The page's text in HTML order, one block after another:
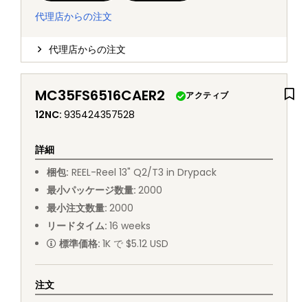
代理店からの注文
代理店からの注文
MC35FS6516CAER2 アクティブ
12NC: 935424357528
詳細
梱包: REEL-Reel 13" Q2/T3 in Drypack
最小パッケージ数量: 2000
最小注文数量: 2000
リードタイム: 16 weeks
標準価格: 1K で $5.12 USD
注文